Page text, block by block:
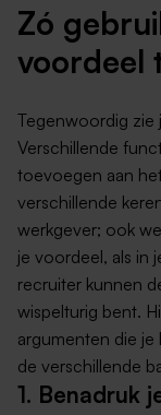
Zó
voordeel
Tegenwoordig zie
Verschillende
toevoegen aan
verschillende
werkgever; ook
je voordeel, als in
recruiter kunnen
wispelturig bent.
argumenten die
de verschillende
1. Benadruk